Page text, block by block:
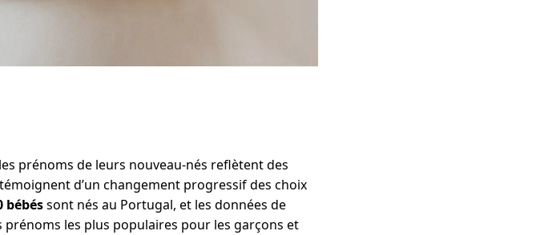
prénoms de leurs nouveau-nés reflètent des
d’un changement progressif des choix
bébéssont nés au Portugal, et les données de
prénoms les plus populaires pour les garçons et